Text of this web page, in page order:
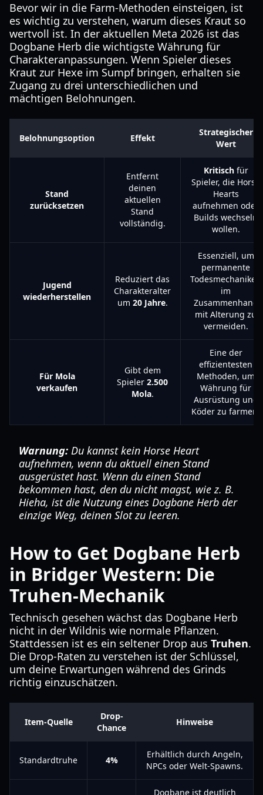
Bevor wir in die Farm-Methoden einsteigen, ist
es wichtig zu verstehen, warum dieses Kraut so
wertvoll ist. In der aktuellen Meta 2026 ist das
Dogbane Herb die wichtigste Währung für
Charakteranpassungen. Wenn Spieler dieses
Kraut zur Hexe im Sumpf bringen, erhalten sie
Zugang zu drei unterschiedlichen und
mächtigen Belohnungen.
Belohnungsoption Effekt
Strategischer
Wert
Stand
zurücksetzen
Entfernt
deinen
aktuellen
Stand
vollständig.
Kritischfür
Spieler, die Horse
Hearts
aufnehmen oder
Builds wechseln
wollen.
Jugend
wiederherstellen
Reduziert das
Charakteralter
um 20 Jahre.
Essenziell, um
permanente
Todesmechaniken
im
Zusammenhang
mit Alterung zu
vermeiden.
Für Mola
verkaufen
Gibt dem
Spieler 2.500
Mola.
Eine der
effizientesten
Methoden, um
Währung für
Ausrüstung und
Köder zu farmen.
Warnung: Du kannst kein Horse Heart
aufnehmen, wenn du aktuell einen Stand
ausgerüstet hast. Wenn du einen Stand
bekommen hast, den du nicht magst, wie z. B.
Hieha, ist die Nutzung eines Dogbane Herb der
einzige Weg, deinen Slot zu leeren.
How to Get Dogbane Herb
in Bridger Western: Die
Truhen-Mechanik
Technisch gesehen wächst das Dogbane Herb
nicht in der Wildnis wie normale Pflanzen.
Stattdessen ist es ein seltener Drop aus Truhen.
Die Drop-Raten zu verstehen ist der Schlüssel,
um deine Erwartungen während des Grinds
richtig einzuschätzen.
Item-Quelle
Drop-
Chance
Hinweise
Standardtruhe 4%
Erhältlich durch Angeln,
NPCs oder Welt-Spawns.
Dogbane ist deutlich